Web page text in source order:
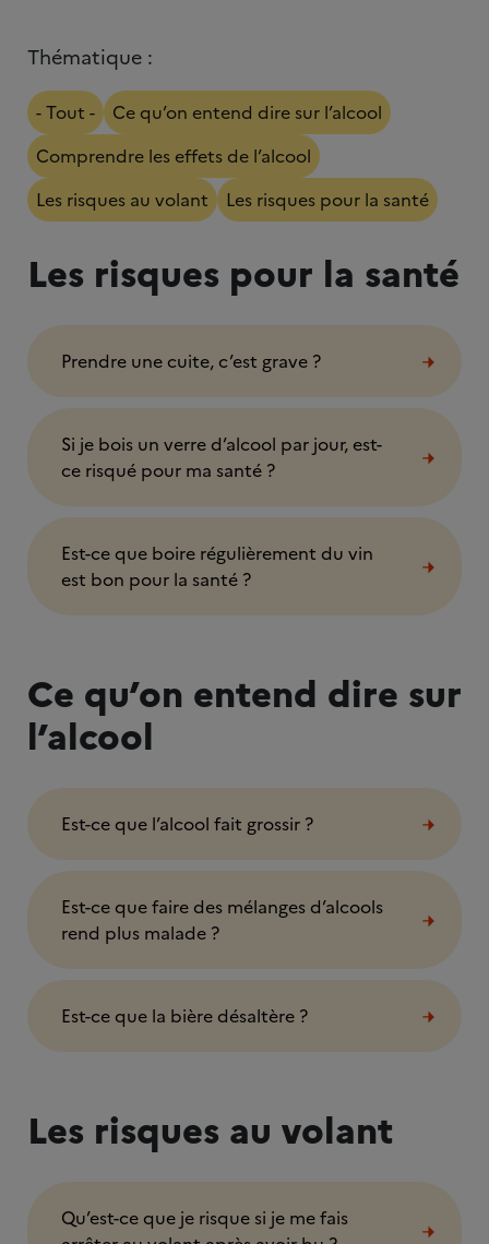
Thématique :
- Tout -
Ce qu’on entend dire sur l’alcool
Comprendre les effets de l’alcool
Les risques au volant
Les risques pour la santé
Les risques pour la santé
Prendre une cuite, c’est grave ?
Si je bois un verre d’alcool par jour, est-
ce risqué pour ma santé ?
Est-ce que boire régulièrement du vin
est bon pour la santé ?
Ce qu’on entend dire sur
l’alcool
Est-ce que l’alcool fait grossir ?
Est-ce que faire des mélanges d’alcools
rend plus malade ?
Est-ce que la bière désaltère ?
Les risques au volant
Qu’est-ce que je risque si je me fais